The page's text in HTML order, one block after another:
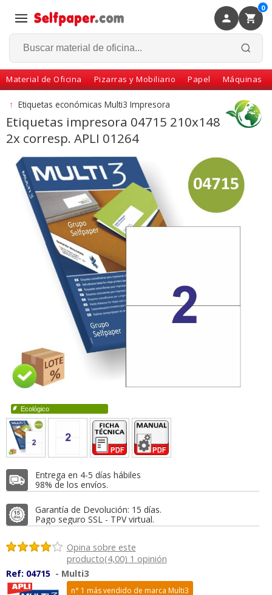
0
Material de Oficina Pizarras y Mobiliario Papel Máquinas
Volver
↑ Etiquetas económicas Multi3 Impresora
Etiquetas impresora 04715 210x148
2x corresp. APLI 01264
Ecológico
Entrega en 4-5 días hábiles
98% de los envíos.
Garantía de Devolución: 15 días.
Pago seguro SSL - TPV virtual.
Opina sobre este
producto(4,00) 1 opinión
Ref: 04715 - Multi3
n° 1 más vendido de marca Multi3